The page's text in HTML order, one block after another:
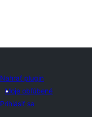
Nahrať plugin
Moje obľúbené
Prihlásiť sa